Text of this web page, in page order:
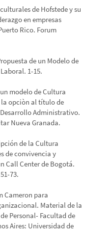
de Hofstede y su
en empresas
Rico. Forum
de un Modelo de
1-15.
modelo de Cultura
la opciòn al título de
Administrativo.
Nueva Granada.
de la Cultura
de convivencia y
Call Center de Bogotá.
73.
Cameron para
Material de la
Personal- Facultad de
Aires: Universidad de